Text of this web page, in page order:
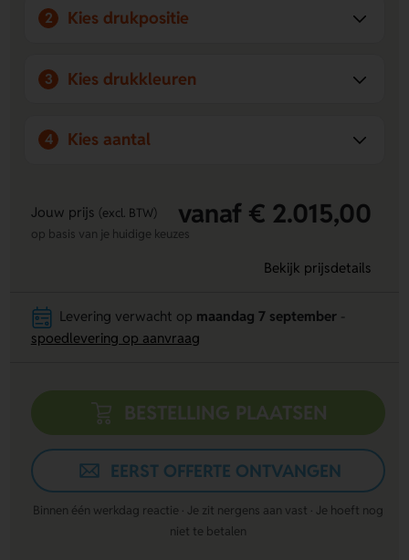
2 Kies drukpositie
3 Kies drukkleuren
4 Kies aantal
Jouw prijs (excl. BTW) vanaf € 2.015,00
op basis van je huidige keuzes
Bekijk prijsdetails
Levering verwacht op maandag 7 september
spoedlevering op aanvraag
BESTELLING PLAATSEN
EERST OFFERTE ONTVANGEN
Binnen één werkdag reactie · Je zit nergens aan vast · Je hoeft nog
niet te betalen